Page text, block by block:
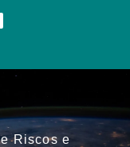
Riscos e